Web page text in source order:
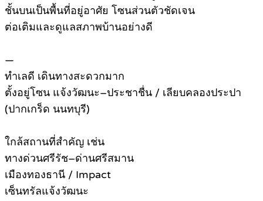
ชั้นบนเป็นพื้นที่อยู่อาศัย โซนส่วนตัวชัดเจน
ต่อเติมและดูแลสภาพบ้านอย่างดี
—
ทำเลดี เดินทางสะดวกมาก
ตั้งอยู่โซน แจ้งวัฒนะ–ประชาชื่น / เลียบคลองประปา
(ปากเกร็ด นนทบุรี)
ใกล้สถานที่สำคัญ เช่น
ทางด่วนศรีรัช–ด่านศรีสมาน
เมืองทองธานี / Impact
เซ็นทรัลแจ้งวัฒนะ